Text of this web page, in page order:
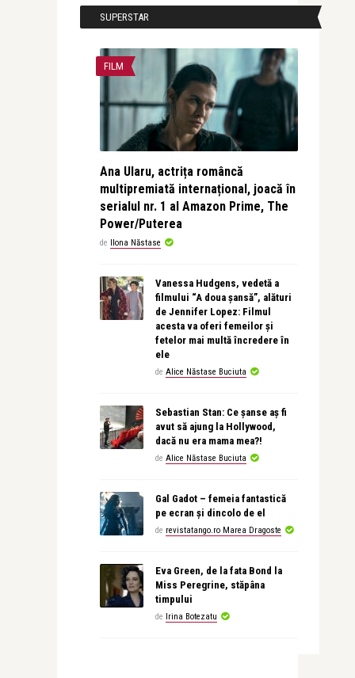
SUPERSTAR
FILM
Ana Ularu, actrița româncă
multipremiată internațional, joacă în
serialul nr. 1 al Amazon Prime, The
Power/Puterea
de Ilona Năstase
Vanessa Hudgens, vedetă a
filmului “A doua șansă”, alături
de Jennifer Lopez: Filmul
acesta va oferi femeilor și
fetelor mai multă încredere în
ele
de Alice Năstase Buciuta
Sebastian Stan: Ce șanse aș fi
avut să ajung la Hollywood,
dacă nu era mama mea?!
de Alice Năstase Buciuta
Gal Gadot – femeia fantastică
pe ecran și dincolo de el
de revistatango.ro Marea Dragoste
Eva Green, de la fata Bond la
Miss Peregrine, stăpâna
timpului
de Irina Botezatu